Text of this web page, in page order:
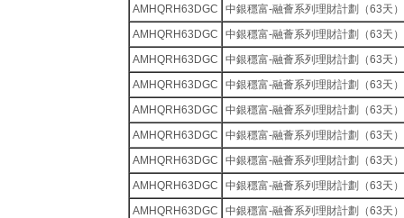
AMHQRH63DGC
中銀穩富-融薈系列理財計劃（63天）
AMHQRH63DGC
中銀穩富-融薈系列理財計劃（63天）
AMHQRH63DGC
中銀穩富-融薈系列理財計劃（63天）
AMHQRH63DGC
中銀穩富-融薈系列理財計劃（63天）
AMHQRH63DGC
中銀穩富-融薈系列理財計劃（63天）
AMHQRH63DGC
中銀穩富-融薈系列理財計劃（63天）
AMHQRH63DGC
中銀穩富-融薈系列理財計劃（63天）
AMHQRH63DGC
中銀穩富-融薈系列理財計劃（63天）
AMHQRH63DGC
中銀穩富-融薈系列理財計劃（63天）